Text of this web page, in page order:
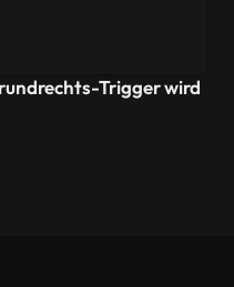
Trigger wird